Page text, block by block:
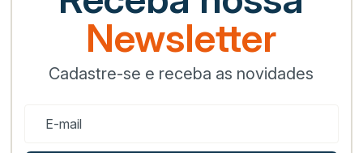
Newsletter
Cadastre-se e receba as novidades